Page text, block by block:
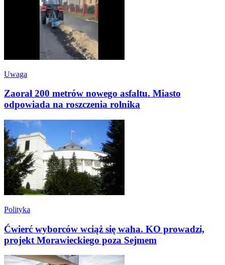
Uwaga
Zaorał 200 metrów nowego asfaltu. Miasto
odpowiada na roszczenia rolnika
Polityka
Ćwierć wyborców wciąż się waha. KO prowadzi,
projekt Morawieckiego poza Sejmem